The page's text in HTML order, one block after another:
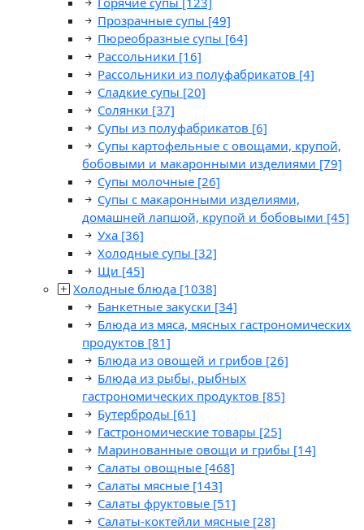
Прозрачные супы [49]
Пюреобразные супы [64]
Рассольники [16]
Рассольники из полуфабрикатов [4]
Сладкие супы [20]
Солянки [37]
Супы из полуфабрикатов [6]
Супы картофельные с овощами, крупой,
бобовыми и макаронными изделиями [79]
Супы молочные [26]
Супы с макаронными изделиями,
домашней лапшой, крупой и бобовыми [45]
Уха [36]
Холодные супы [32]
Щи [45]
Холодные блюда [1038]
Банкетные закуски [34]
Блюда из мяса, мясных гастрономических
продуктов [81]
Блюда из овощей и грибов [26]
Блюда из рыбы, рыбных
гастрономических продуктов [85]
Бутерброды [61]
Гастрономические товары [25]
Маринованные овощи и грибы [14]
Салаты овощные [468]
Салаты мясные [143]
Салаты фруктовые [51]
Салаты-коктейли мясные [28]